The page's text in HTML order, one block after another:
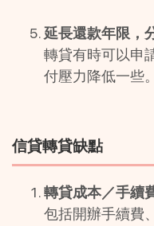
延長還款年限，
轉貸有時可以申
付壓力降低一些。
信貸轉貸缺點
轉貸成本／手續
包括開辦手續費